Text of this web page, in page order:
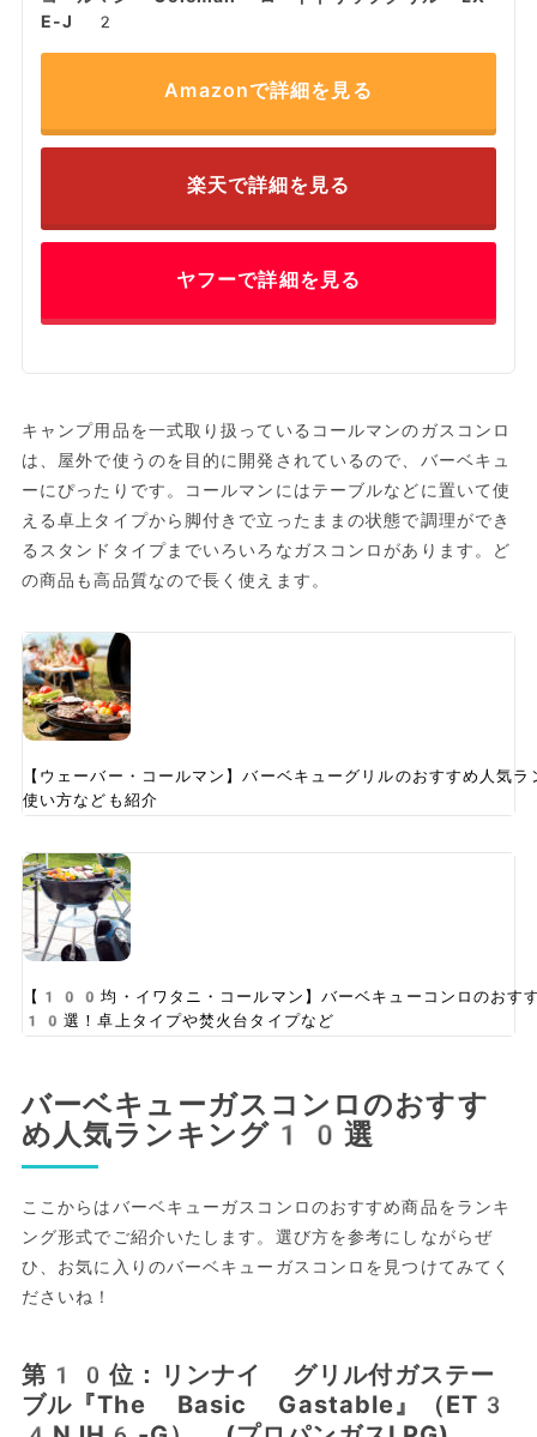
E-J 2
Amazonで詳細を見る
楽天で詳細を見る
ヤフーで詳細を見る
キャンプ用品を一式取り扱っているコールマンのガスコンロ
は、屋外で使うのを目的に開発されているので、バーベキュ
ーにぴったりです。コールマンにはテーブルなどに置いて使
える卓上タイプから脚付きで立ったままの状態で調理ができ
るスタンドタイプまでいろいろなガスコンロがあります。ど
の商品も高品質なので長く使えます。
【ウェーバー・コールマン】バーベキューグリルのおすすめ人
使い方なども紹介
【100均・イワタニ・コールマン】バーベキューコンロのおす
10選！卓上タイプや焚火台タイプなど
バーベキューガスコンロのおすす
め人気ランキング10選
ここからはバーベキューガスコンロのおすすめ商品をランキ
ング形式でご紹介いたします。選び方を参考にしながらぜ
ひ、お気に入りのバーベキューガスコンロを見つけてみてく
ださいね！
第10位：リンナイ グリル付ガステー
ブル『The Basic Gastable』（ET3